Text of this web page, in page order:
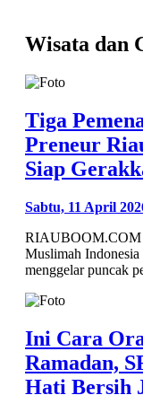
Wisata dan
Tiga
Preneur
Siap
Sabtu, 11 April
RIAUBOOM.COM
Muslimah
menggelar puncak
Ini Cara
Ramadan,
Hati Bersih